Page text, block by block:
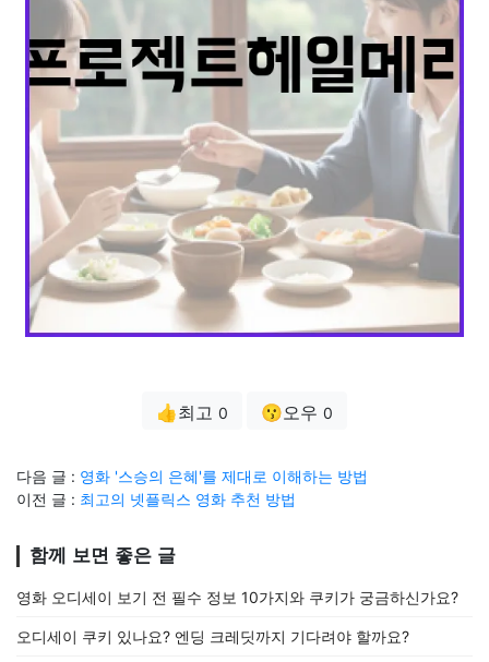
👍최고 0 😗오우 0
다음 글 : 영화 '스승의 은혜'를 제대로 이해하는 방법
이전 글 : 최고의 넷플릭스 영화 추천 방법
함께 보면 좋은 글
영화 오디세이 보기 전 필수 정보 10가지와 쿠키가 궁금하신가요?
오디세이 쿠키 있나요? 엔딩 크레딧까지 기다려야 할까요?